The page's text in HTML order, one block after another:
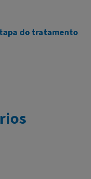
do tratamento